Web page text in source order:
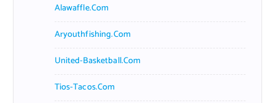
Alawaffle.com
Aryouthfishing.com
United-Basketball.com
Tios-Tacos.com